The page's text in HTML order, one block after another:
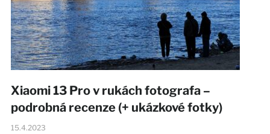
Xiaomi 13 Pro v rukách fotografa –
podrobná recenze (+ ukázkové fotky)
15.4.2023